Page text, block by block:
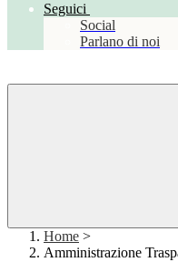
Seguici
Social
Parlano di noi
Home >
Amministrazione